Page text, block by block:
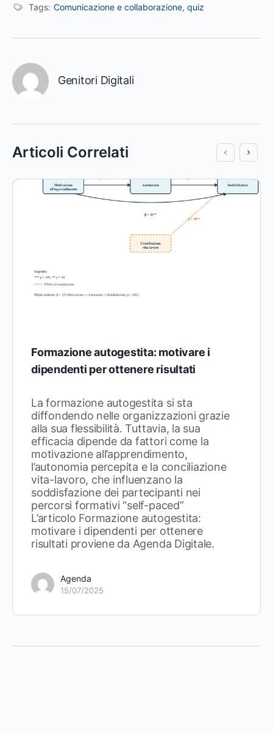
Tags: Comunicazione e collaborazione, quiz
Genitori Digitali
Articoli Correlati
Formazione autogestita: motivare i
dipendenti per ottenere risultati
La formazione autogestita si sta
diffondendo nelle organizzazioni grazie
alla sua flessibilità. Tuttavia, la sua
efficacia dipende da fattori come la
motivazione all’apprendimento,
l’autonomia percepita e la conciliazione
vita-lavoro, che influenzano la
soddisfazione dei partecipanti nei
percorsi formativi “self-paced”
L’articolo Formazione autogestita:
motivare i dipendenti per ottenere
risultati proviene da Agenda Digitale.
Agenda
15/07/2025